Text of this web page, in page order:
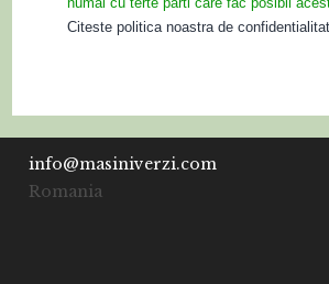
Citeste politica noastra de
info@masiniverzi.com
Romania